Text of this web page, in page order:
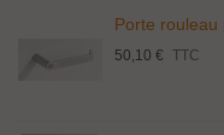
Porte rouleau
50,10 € TTC